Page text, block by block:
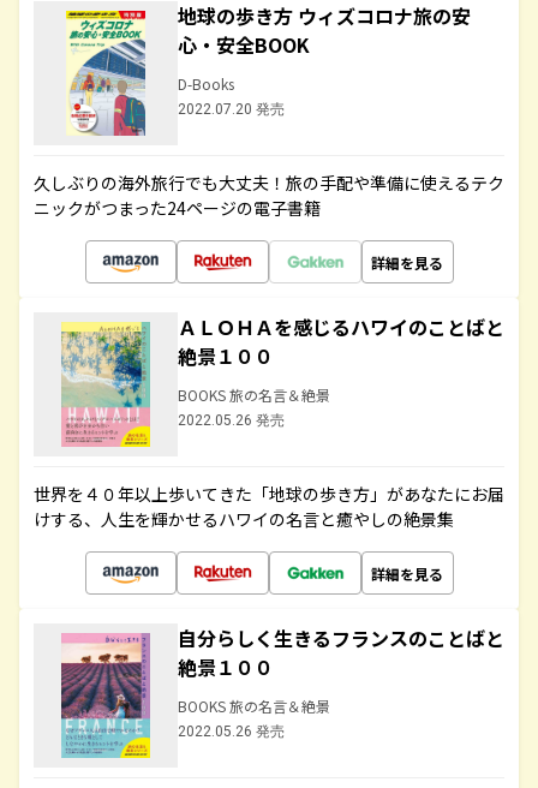
地球の歩き方 ウィズコロナ旅の安
心・安全BOOK
D-Books
2022.07.20 発売
久しぶりの海外旅行でも大丈夫！旅の手配や準備に使えるテク
ニックがつまった24ページの電子書籍
詳細を見る
ＡＬＯＨＡを感じるハワイのことばと
絶景１００
BOOKS 旅の名言＆絶景
2022.05.26 発売
世界を４０年以上歩いてきた「地球の歩き方」があなたにお届
けする、人生を輝かせるハワイの名言と癒やしの絶景集
詳細を見る
自分らしく生きるフランスのことばと
絶景１００
BOOKS 旅の名言＆絶景
2022.05.26 発売